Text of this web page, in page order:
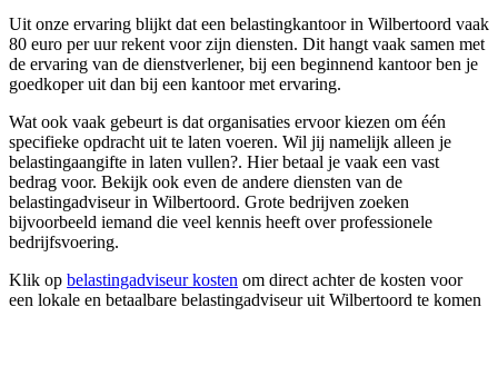
Uit onze ervaring blijkt dat een belastingkantoor in Wilbertoord vaak
80 euro per uur rekent voor zijn diensten. Dit hangt vaak samen met
de ervaring van de dienstverlener, bij een beginnend kantoor ben je
goedkoper uit dan bij een kantoor met ervaring.
Wat ook vaak gebeurt is dat organisaties ervoor kiezen om één
specifieke opdracht uit te laten voeren. Wil jij namelijk alleen je
belastingaangifte in laten vullen?. Hier betaal je vaak een vast
bedrag voor. Bekijk ook even de andere diensten van de
belastingadviseur in Wilbertoord. Grote bedrijven zoeken
bijvoorbeeld iemand die veel kennis heeft over professionele
bedrijfsvoering.
Klik op belastingadviseur kosten om direct achter de kosten voor
een lokale en betaalbare belastingadviseur uit Wilbertoord te komen